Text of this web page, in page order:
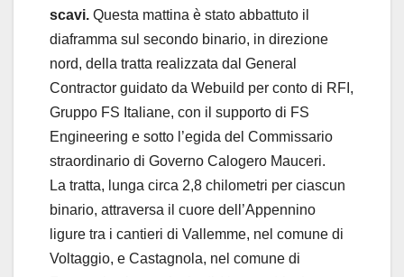
scavi. Questa mattina è stato abbattuto il
diaframma sul secondo binario, in direzione
nord, della tratta realizzata dal General
Contractor guidato da Webuild per conto di RFI,
Gruppo FS Italiane, con il supporto di FS
Engineering e sotto l’egida del Commissario
straordinario di Governo Calogero Mauceri.
La tratta, lunga circa 2,8 chilometri per ciascun
binario, attraversa il cuore dell’Appennino
ligure tra i cantieri di Vallemme, nel comune di
Voltaggio, e Castagnola, nel comune di